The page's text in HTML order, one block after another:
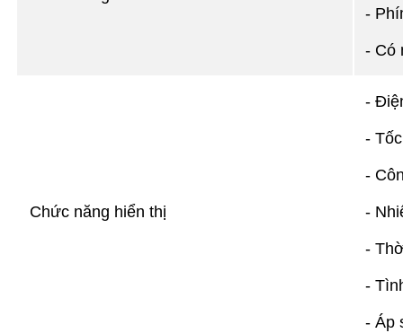
-
- Có
Chức năng hiển thị
-
-
-
-
-
-
- Áp